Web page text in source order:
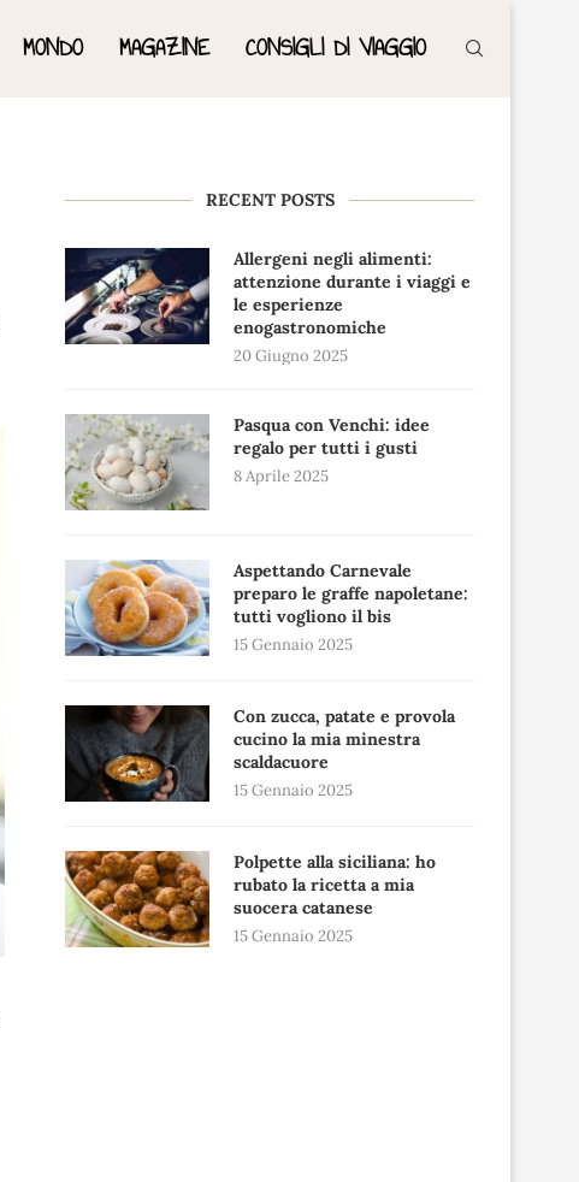
MONDO MAGAZINE CONSIGLI DI VIAGGIO
RECENT POSTS
Allergeni negli alimenti:
attenzione durante i viaggi e
le esperienze
enogastronomiche
20 Giugno 2025
Pasqua con Venchi: idee
regalo per tutti i gusti
8 Aprile 2025
Aspettando Carnevale
preparo le graffe napoletane:
tutti vogliono il bis
15 Gennaio 2025
Con zucca, patate e provola
cucino la mia minestra
scaldacuore
15 Gennaio 2025
Polpette alla siciliana: ho
rubato la ricetta a mia
suocera catanese
15 Gennaio 2025